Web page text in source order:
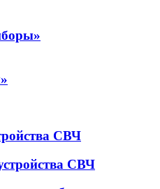
СВЧ
СВЧ